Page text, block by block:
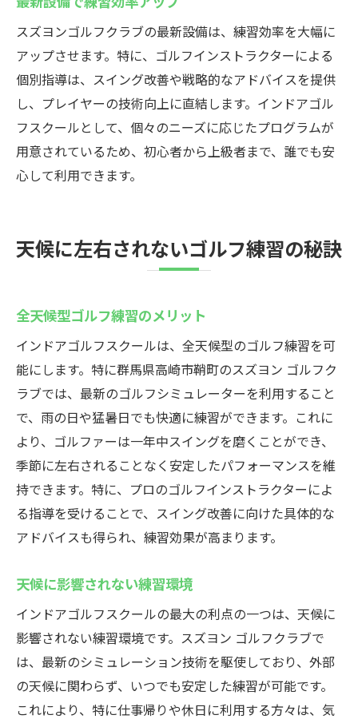
スズヨンゴルフクラブの最新設備は、練習効率を大幅に
アップさせます。特に、ゴルフインストラクターによる
個別指導は、スイング改善や戦略的なアドバイスを提供
し、プレイヤーの技術向上に直結します。インドアゴル
フスクールとして、個々のニーズに応じたプログラムが
用意されているため、初心者から上級者まで、誰でも安
心して利用できます。
天候に左右されないゴルフ練習の秘訣
全天候型ゴルフ練習のメリット
インドアゴルフスクールは、全天候型のゴルフ練習を可
能にします。特に群馬県高崎市鞘町のスズヨン ゴルフク
ラブでは、最新のゴルフシミュレーターを利用すること
で、雨の日や猛暑日でも快適に練習ができます。これに
より、ゴルファーは一年中スイングを磨くことができ、
季節に左右されることなく安定したパフォーマンスを維
持できます。特に、プロのゴルフインストラクターによ
る指導を受けることで、スイング改善に向けた具体的な
アドバイスも得られ、練習効果が高まります。
天候に影響されない練習環境
インドアゴルフスクールの最大の利点の一つは、天候に
影響されない練習環境です。スズヨン ゴルフクラブで
は、最新のシミュレーション技術を駆使しており、外部
の天候に関わらず、いつでも安定した練習が可能です。
これにより、特に仕事帰りや休日に利用する方々は、気